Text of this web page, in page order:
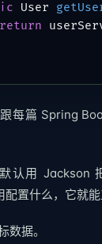
User
return
每篇 Spring
认用 Jackson
置什么，它就能
数据。